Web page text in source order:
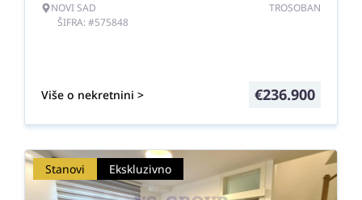
NOVI SAD
ŠIFRA: #575848
TROSOBAN
Više o nekretnini > €236.900
Stanovi Ekskluzivno